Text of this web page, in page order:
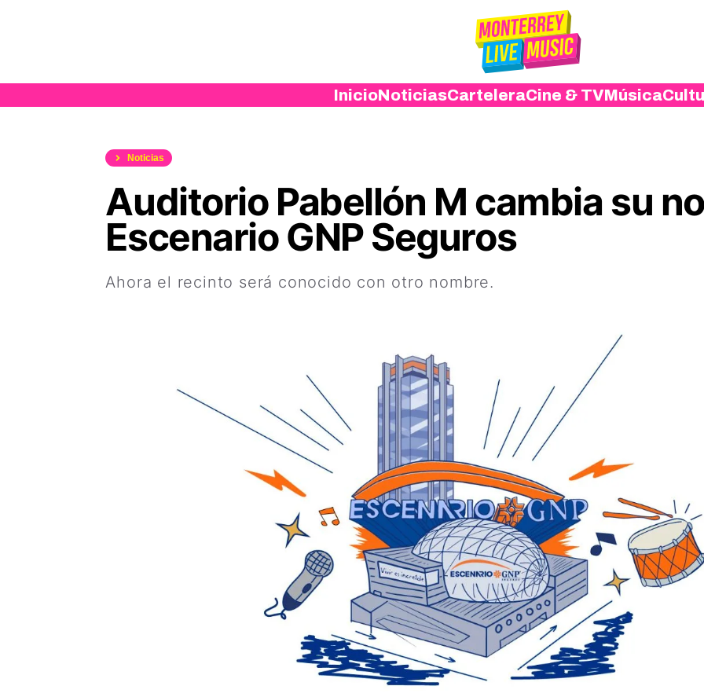
InicioNoticiasCarteleraCine & TVMúsica
Noticias
Auditorio Pabellón M cambia su
Escenario GNP Seguros
Ahora el recinto será conocido con otro nombre.